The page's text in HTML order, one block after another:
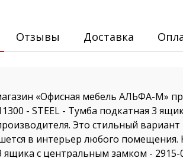
Отзывы Доставка
«Офисная мебель АЛЬФА-М»
- STEEL - Тумба подкатная 3
Это стильный
в интерьер любого помещения.
ящика с центральным замком - 2915-